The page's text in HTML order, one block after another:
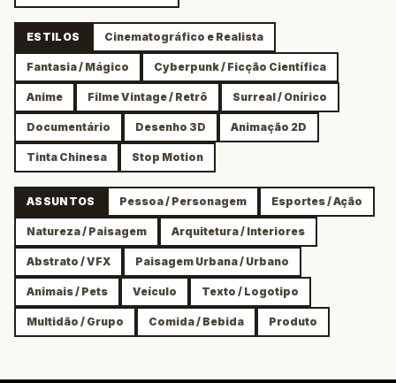
ESTILOS Cinematográfico e Realista
Fantasia / Mágico Cyberpunk / Ficção Científica
Anime Filme Vintage / Retrô Surreal / Onírico
Documentário Desenho 3D Animação 2D
Tinta Chinesa Stop Motion
ASSUNTOS Pessoa / Personagem Esportes / Ação
Natureza / Paisagem Arquitetura / Interiores
Abstrato / VFX Paisagem Urbana / Urbano
Animais / Pets Veículo Texto / Logotipo
Multidão / Grupo Comida / Bebida Produto